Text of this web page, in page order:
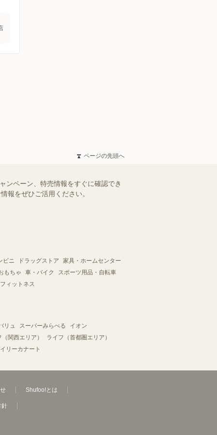
ページの先頭へ
ンペーン、特売情報をすぐに確認でき
報をぜひご活用ください。
ビニ ドラッグストア
家具・ホームセンター
もちゃ 車・バイク
スポーツ用品・自転車
ィットネス
リュ スーパーみらべる
イオン
関西エリア）
ライフ（首都圏エリア）
リーカナート
Shufoo!とは
針